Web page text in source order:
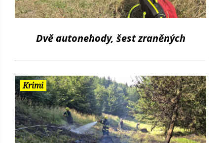
Dvě autonehody, šest zraněných
Krimi